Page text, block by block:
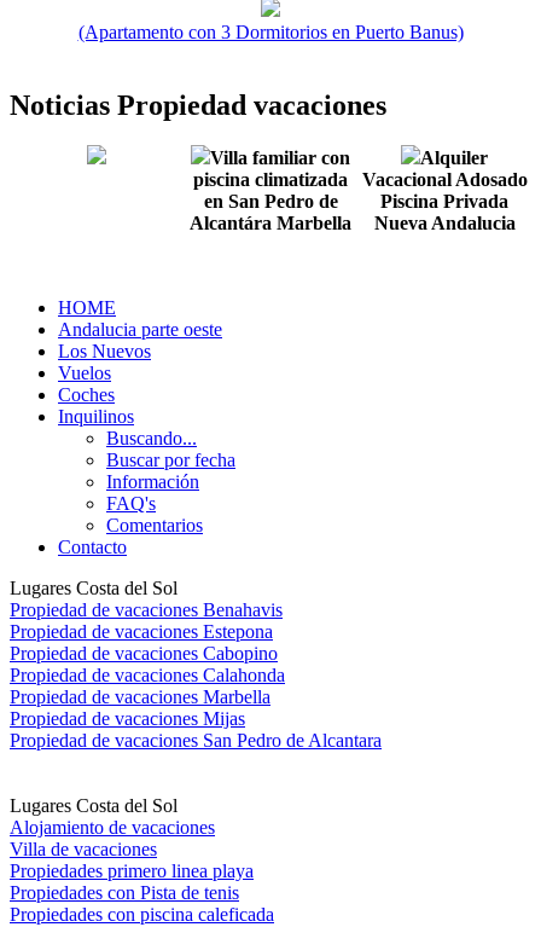
(Apartamento con 3 Dormitorios en Puerto Banus)
Noticias Propiedad vacaciones
Villa familiar con
piscina climatizada
en San Pedro de
Alcantára Marbella
Alquiler
Vacacional Adosado
Piscina Privada
Nueva Andalucia
HOME
Andalucia parte oeste
Los Nuevos
Vuelos
Coches
Inquilinos
Buscando...
Buscar por fecha
Información
FAQ's
Comentarios
Contacto
Lugares Costa del Sol
Propiedad de vacaciones Benahavis
Propiedad de vacaciones Estepona
Propiedad de vacaciones Cabopino
Propiedad de vacaciones Calahonda
Propiedad de vacaciones Marbella
Propiedad de vacaciones Mijas
Propiedad de vacaciones San Pedro de Alcantara
Lugares Costa del Sol
Alojamiento de vacaciones
Villa de vacaciones
Propiedades primero linea playa
Propiedades con Pista de tenis
Propiedades con piscina caleficada